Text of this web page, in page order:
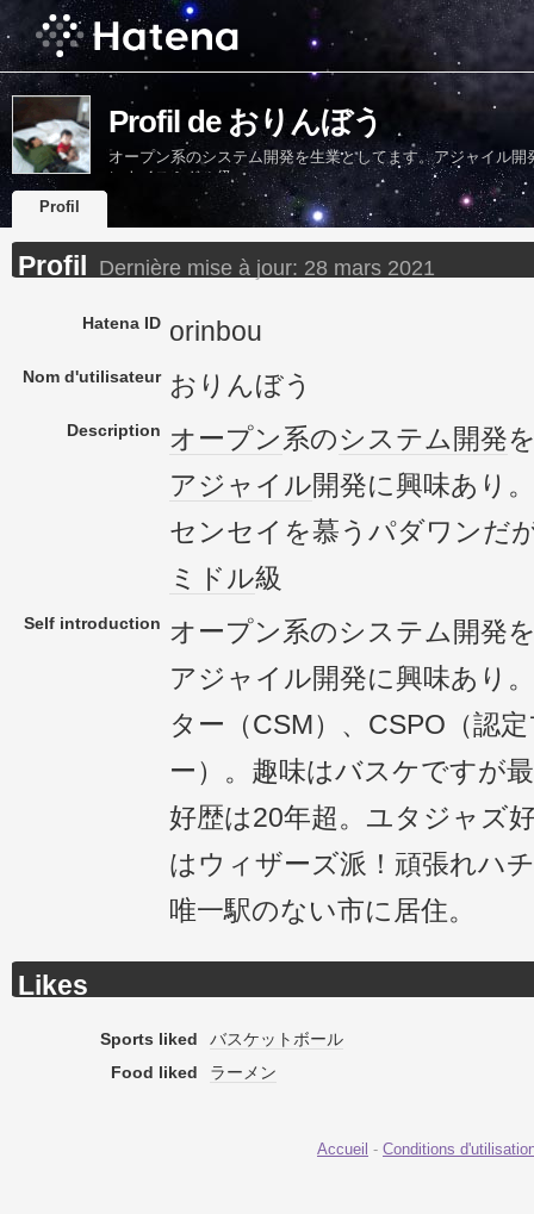
Profil de おりんぼう
オープン系のシステム開発を生業としてます。アジャイル
にナイスミドル級
Profil
Profil Dernière mise à jour: 28 mars 2021
Hatena ID orinbou
Nom d'utilisateur おりんぼう
Description オープン系のシステム開発
アジャイル開発に興味あり。
センセイを慕うパダワンだ
ミドル級
Self introduction オープン系のシステム開発
アジャイル開発に興味あり
ター（CSM）、CSPO（認
ー）。趣味はバスケですが
好歴は20年超。ユタジャズ
はウィザーズ派！頑張れハ
唯一駅のない市に居住。
Likes
Sports liked
バスケットボール
Food liked
ラーメン
Accueil - Conditions